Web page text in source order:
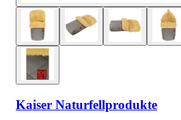
Kaiser Naturfellprodukte